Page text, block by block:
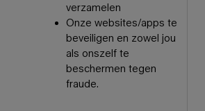
verzamelen
Onze websites/apps te
beveiligen en zowel jou
als onszelf te
beschermen tegen
fraude.